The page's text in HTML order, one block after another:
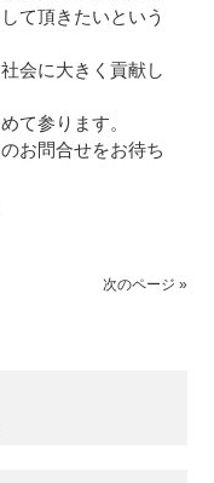
て頂きたいという
会に大きく貢献し
て参ります。
お問合せをお待ち
次のページ »